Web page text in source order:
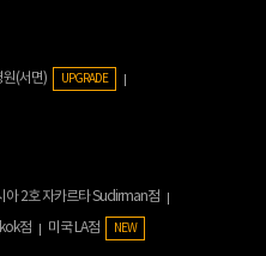
(서면) UPGRADE
아 2호 자카르타 Sudirman점
점 미국 LA점 NEW